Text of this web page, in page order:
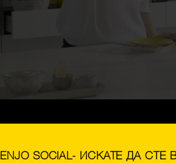
ENJO SOCIAL- ИСКАТЕ ДА